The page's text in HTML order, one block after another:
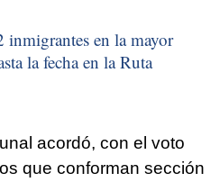
inmigrantes en la mayor
la fecha en la Ruta
acordó, con el voto
que conforman sección